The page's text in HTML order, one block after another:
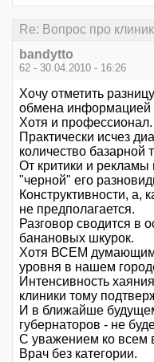
Re: Вопрос про
bandytto
62 - 30.04.2010 - 16:26
Хочу отметить
обмена информацией
Хотя и профессионал.
Практически исчез
количество базарной
От критики и
"черной" его
Конструктивности, а,
не предполагается.
Разговор сводится в
банановых шкурок.
Хотя ВСЕМ думающим
уровня в нашем
Интенсивность
клиники тому
И в ближайше
губернаторов - не
С уважением ко всем
Врач без категории.